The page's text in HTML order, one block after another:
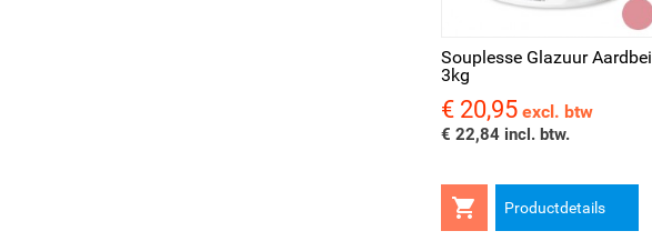
Souplesse Glazuur Aardbei
3kg
Prijs
€ 20,95 excl. btw
€ 22,84 incl. btw.
 Productdetails
Snel bekijken